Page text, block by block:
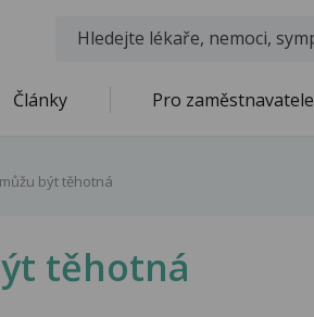
Články Pro zaměstnavatele
být těhotná
těhotná